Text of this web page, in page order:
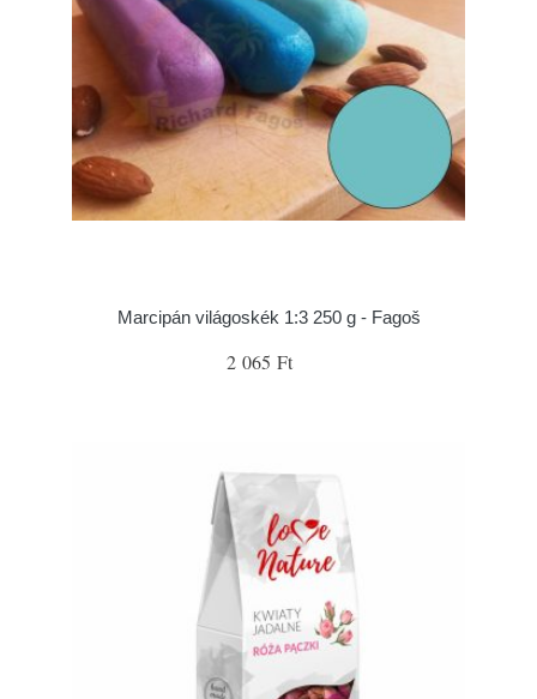
Marcipán világoskék 1:3 250 g - Fagoš
2 065 Ft